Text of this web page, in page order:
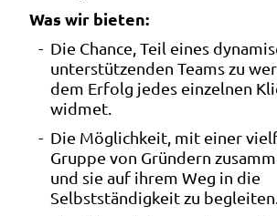
Was wir bieten:
Die Chance, Teil eines
unterstützenden Teams zu
dem Erfolg jedes einzelnen
widmet.
Die Möglichkeit, mit einer
Gruppe von Gründern
und sie auf ihrem Weg in die
Selbstständigkeit zu begleiten.